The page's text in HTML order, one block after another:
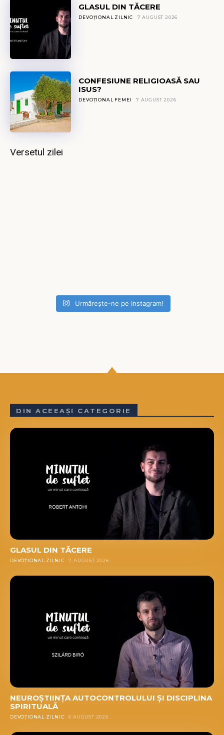
GLASUL DIN TĂCERE
DEVOȚIONAL ZILNIC 7 AUGUST 2026
CONFESIUNE RELIGIOASĂ SAU
ISUS?
DEVOȚIONAL FEMEI 7 AUGUST 2026
Versetul zilei
Urmărește-ne pe Instagram!
DIN ACEEAȘI CATEGORIE
GLASUL DIN TĂCERE
DEVOȚIONAL ZILNIC 7 AUGUST 2026
NEUROȘTIINȚA AUTOCONTROLULUI ȘI DISCIPLINA
SPIRITUALĂ
DEVOȚIONAL ZILNIC 6 AUGUST 2026